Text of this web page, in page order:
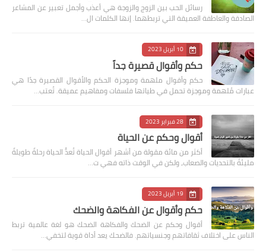
رسائل الحب بين الزوج والزوجة هي أعذب وأجمل تعبير عن المشاعر
الصادقة والعاطفة العميقة التي تربطهما. إنها الكلمات ال…
10 أبريل 2023
حكم وأقوال قصيرة جداً
حكم وأقوال ملهمة وموجزة الحكم والأقوال القصيرة جدًا هي
عبارات مُلهمة وموجزة تحمل في طياتها فلسفات ومفاهيم عميقة. تُعتب…
28 فبراير 2023
أقوال وحكم عن الحياة
أكثر من مائة مقولة من أشهر أقوال الحياة تُعدُّ الحياة رحلةً طويلةً
مليئةً بالتحديات والصعاب، ولكن في الوقت ذاته فهي ت…
19 أبريل 2023
حكم وأقوال عن الفكاهة والضحك
أقوال وحكم عن الضحك والفكاهة الضحك هو لغة عالمية تربط
الناس على اختلاف ثقافاتهم وجنسياتهم. فالضحك يعد أداة قوية لتخفي…